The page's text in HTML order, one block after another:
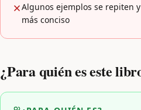
Algunos ejemplos se repiten
más conciso
¿Para quién es este